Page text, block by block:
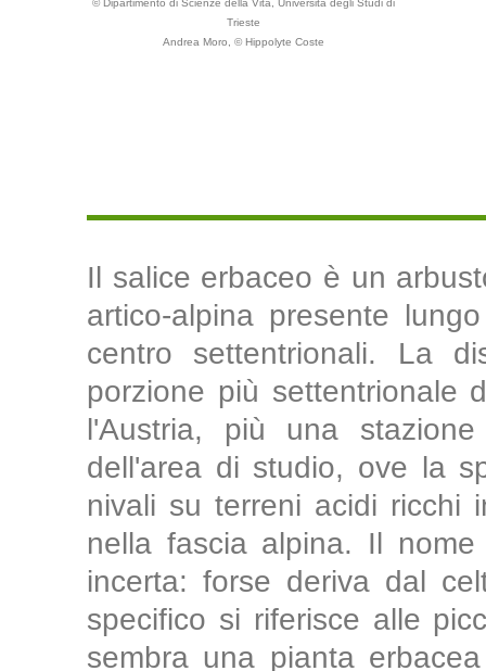
© Dipartimento di Scienze della Vita, Università degli Studi di
Trieste
Andrea Moro, © Hippolyte Coste
Il salice erbaceo è un
artico-alpina presente
centro settentrionali. La
porzione più settentrionale
l'Austria, più una
dell'area di studio, ove la
nivali su terreni acidi ricchi
nella fascia alpina. Il
incerta: forse deriva dal
specifico si riferisce alle
sembra una pianta